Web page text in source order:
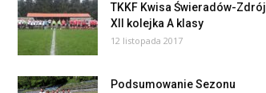
TKKF Kwisa Świeradów-Zdrój
XII kolejka A klasy
12 listopada 2017
Podsumowanie Sezonu